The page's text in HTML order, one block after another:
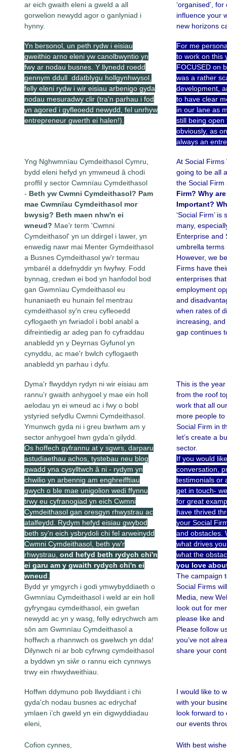
ar eich gwaith eleni a gweld a all
gorwelion newydd agor o ganlyniad i
hynny.
‘organised’,
influence your
new horizons
Yn bersonol, un peth rydw i eisiau
gweithio arno eleni yw canolbwyntio yn
fwy ar nodau busnes. Y llynedd roedd
gennym ddull ddatblygu hollgynhwysol,
felly eleni rydw i wir eisiau arbenigo gyda
nodau mesuradwy clir (tra'n parhau i fod
yn agored i gyfleoedd newydd, fel unrhyw
entrepreneur gwerth ei halen!).
For me
to work on this
FOCUSED on
was a rather
development,
to have clear
in our lane as
still being open
obviously, as
always an
Yng Nghwmnïau Cymdeithasol Cymru,
bydd eleni hefyd yn ymwneud â chodi
proffil y sector Cwmnïau Cymdeithasol
- Beth yw Cwmni Cymdeithasol? Pam
mae Cwmnïau Cymdeithasol mor
bwysig? Beth maen nhw'n ei
wneud? Mae'r term 'Cwmni
Cymdeithasol' yn un ddirgel i lawer, yn
enwedig nawr mai Menter Gymdeithasol
a Busnes Cymdeithasol yw'r termau
ymbarél a ddefnyddir yn fwyfwy. Fodd
bynnag, credwn ei bod yn hanfodol bod
gan Gwmnïau Cymdeithasol eu
hunaniaeth eu hunain fel mentrau
cymdeithasol sy'n creu cyfleoedd
cyflogaeth yn fwriadol i bobl anabl a
difreintiedig ar adeg pan fo cyfraddau
anabledd yn y Deyrnas Gyfunol yn
cynyddu, ac mae'r bwlch cyflogaeth
anabledd yn parhau i dyfu.
At Social Firms
going to be all
the Social
Firm? Why
Important?
‘Social Firm’
many,
Enterprise and
umbrella terms
However, we
Firms have
enterprises
employment
and
when rates of
increasing,
gap continues
Dyma'r flwyddyn rydyn ni wir eisiau am
rannu’r gwaith anhygoel y mae ein holl
aelodau yn ei wneud ac i fwy o bobl
ystyried sefydlu Cwmni Cymdeithasol.
Ymunwch gyda ni i greu bwrlwm am y
sector anhygoel hwn gyda'n gilydd.
Os hoffech gyfrannu at y sgwrs, darparu
astudiaethau achos, tystebau neu blog
gwadd yna cysylltwch â ni - rydym yn
chwilio yn arbennig am enghreifftiau
gwych o ble mae unigolion wedi ffynnu
trwy eu cyfranogiad yn eich Cwmni
Cymdeithasol gan oresgyn rhwystrau ac
atalfeydd. Rydym hefyd eisiau gwybod
beth sy'n eich ysbrydoli chi fel arweinydd
Cwmni Cymdeithasol, beth yw'r
rhwystrau, ond hefyd beth rydych chi'n
ei garu am y gwaith rydych chi'n ei
wneud.
Bydd yr ymgyrch i godi ymwybyddiaeth o
Gwmnïau Cymdeithasol i weld ar ein holl
gyfryngau cymdeithasol, ein gwefan
newydd ac yn y wasg, felly edrychwch am
sôn am Gwmnïau Cymdeithasol a
hoffwch a rhannwch os gwelwch yn dda!
Dilynwch ni ar bob cyfrwng cymdeithasol
a byddwn yn siŵr o rannu eich cynnwys
trwy ein rhwydweithiau.
This is the
from the roof
work that all
more people
Social Firm in
let’s create a
sector.
If you would
conversation,
testimonials or
get in touch-
for great
have thrived
your Social
and obstacles.
what drives
what the
you love
The campaign
Social Firms
Media, new
look out for
please like
Please follow
you’ve not
share your
Hoffwn ddymuno pob llwyddiant i chi
gyda'ch nodau busnes ac edrychaf
ymlaen i’ch gweld yn ein digwyddiadau
eleni,
Cofion cynnes,
I would like to
with your
look forward to
our events
With best